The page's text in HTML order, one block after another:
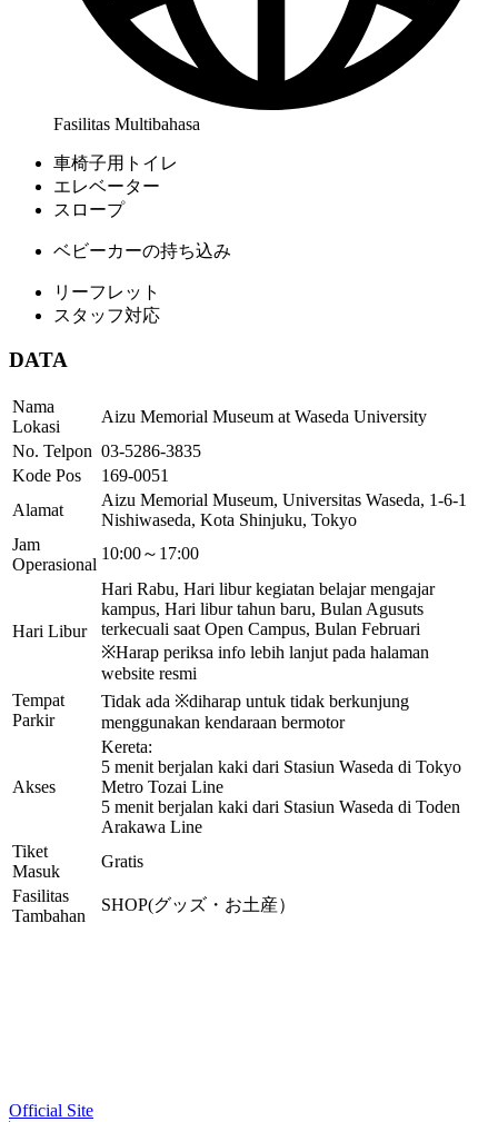
Fasilitas Multibahasa
車椅子用トイレ
エレベーター
スロープ
ベビーカーの持ち込み
リーフレット
スタッフ対応
DATA
Nama
Lokasi
Aizu Memorial Museum at Waseda University
No. Telpon 03-5286-3835
Kode Pos
169-0051
Alamat
Aizu Memorial Museum, Universitas Waseda, 1-6-1
Nishiwaseda, Kota Shinjuku, Tokyo
Jam
Operasional
10:00～17:00
Hari Libur
Hari Rabu, Hari libur kegiatan belajar mengajar
kampus, Hari libur tahun baru, Bulan Agusuts
terkecuali saat Open Campus, Bulan Februari
※Harap periksa info lebih lanjut pada halaman
website resmi
Tempat
Parkir
Tidak ada ※diharap untuk tidak berkunjung
menggunakan kendaraan bermotor
Akses
Kereta:
5 menit berjalan kaki dari Stasiun Waseda di Tokyo
Metro Tozai Line
5 menit berjalan kaki dari Stasiun Waseda di Toden
Arakawa Line
Tiket
Masuk
Gratis
Fasilitas
Tambahan
SHOP(グッズ・お土産）
Official Site